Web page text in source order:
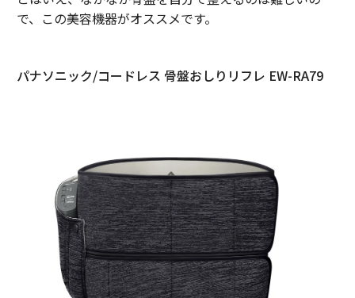
で、この美容機器がオススメです。
パナソニック/コードレス 骨盤おしりリフレ EW-RA79